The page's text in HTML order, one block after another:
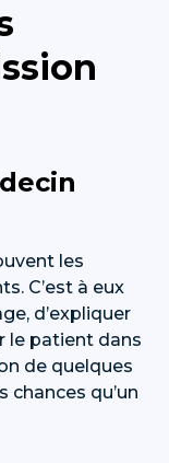
les
C’est à eux
d’expliquer
le patient dans
de quelques
qu’un